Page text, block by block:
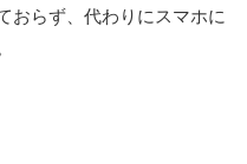
おらず、代わりにスマホに